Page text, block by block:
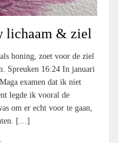
lichaam & ziel
honing, zoet voor de ziel
Spreuken 16:24 In januari
examen dat ik niet
legde ik vooral de
om er echt voor te gaan,
[…]